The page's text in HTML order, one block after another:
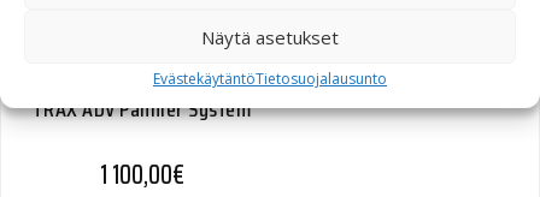
Näytä asetukset
EvästekäytäntöTietosuojalausunto
TRAX ADV Pannier System
1 100,00€